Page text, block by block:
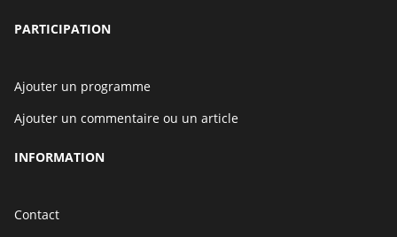
PARTICIPATION
Ajouter un programme
Ajouter un commentaire ou un article
INFORMATION
Contact